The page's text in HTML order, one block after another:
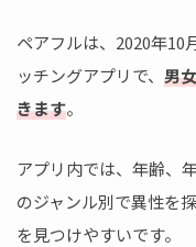
ペアフルは、2020年10
ッチングアプリで、 男
きます。
アプリ内では、年齢、
のジャンル別で異性を
を見つけやすいです。